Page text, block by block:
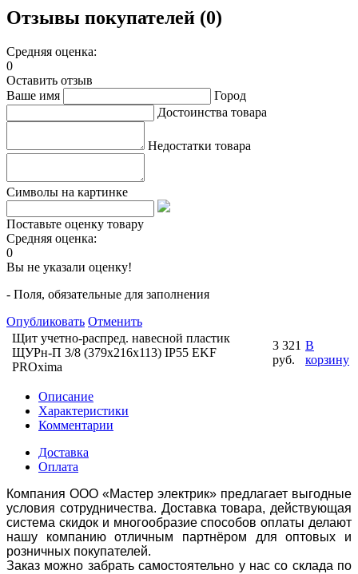
Отзывы покупателей (0)
Средняя оценка:
0
Оставить отзыв
Ваше имя
Город
Достоинства товара
Недостатки товара
Символы на картинке
Поставьте оценку товару
Средняя оценка:
0
Вы не указали оценку!
- Поля, обязательные для заполнения
Опубликовать Отменить
Щит учетно-распред. навесной пластик
ЩУРн-П 3/8 (379х216х113) IP55 EKF
PROxima
3 321
руб.
В
корзину
Описание
Характеристики
Комментарии
Доставка
Оплата
Компания ООО «Мастер электрик» предлагает выгодные
условия сотрудничества. Доставка товара, действующая
система скидок и многообразие способов оплаты делают
нашу компанию отличным партнёром для оптовых и
розничных покупателей.
Заказ можно забрать самостоятельно у нас со склада по